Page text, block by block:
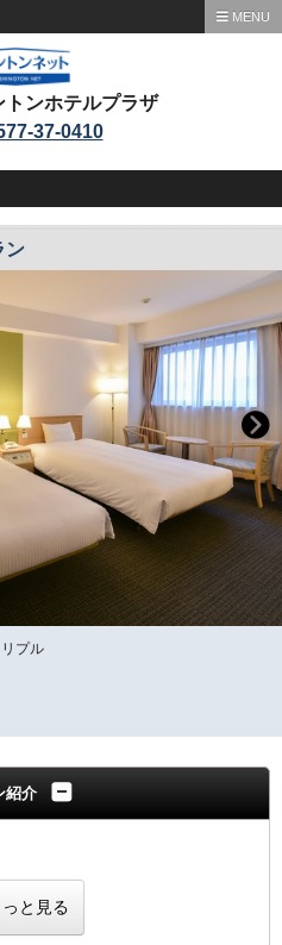
MENU
ンホテルプラザ
37-0410
ン
リプル
紹介
っと見る